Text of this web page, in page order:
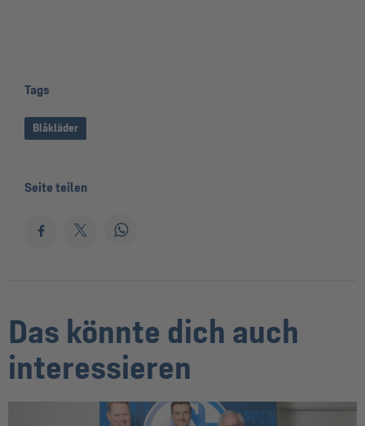
Tags
Blåkläder
Seite teilen
Das könnte dich auch
interessieren